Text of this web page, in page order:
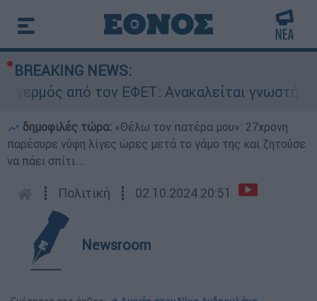
BREAKING NEWS:
από τον ΕΦΕΤ: Ανακαλείται γνωστή
δημοφιλές τώρα: «Θέλω τον πατέρα μου»: 27χρονη
παρέσυρε νύφη λίγες ώρες μετά το γάμο της και ζητούσε
να πάει σπίτι...
┋ Πολιτική ┋ 02.10.2024 20:51
Newsroom